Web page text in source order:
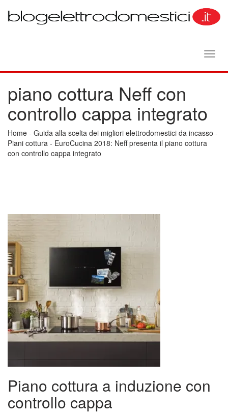
piano cottura Neff con
controllo cappa integrato
Home - Guida alla scelta dei migliori elettrodomestici da incasso -
Piani cottura - EuroCucina 2018: Neff presenta il piano cottura
con controllo cappa integrato
Piano cottura a induzione con
controllo cappa